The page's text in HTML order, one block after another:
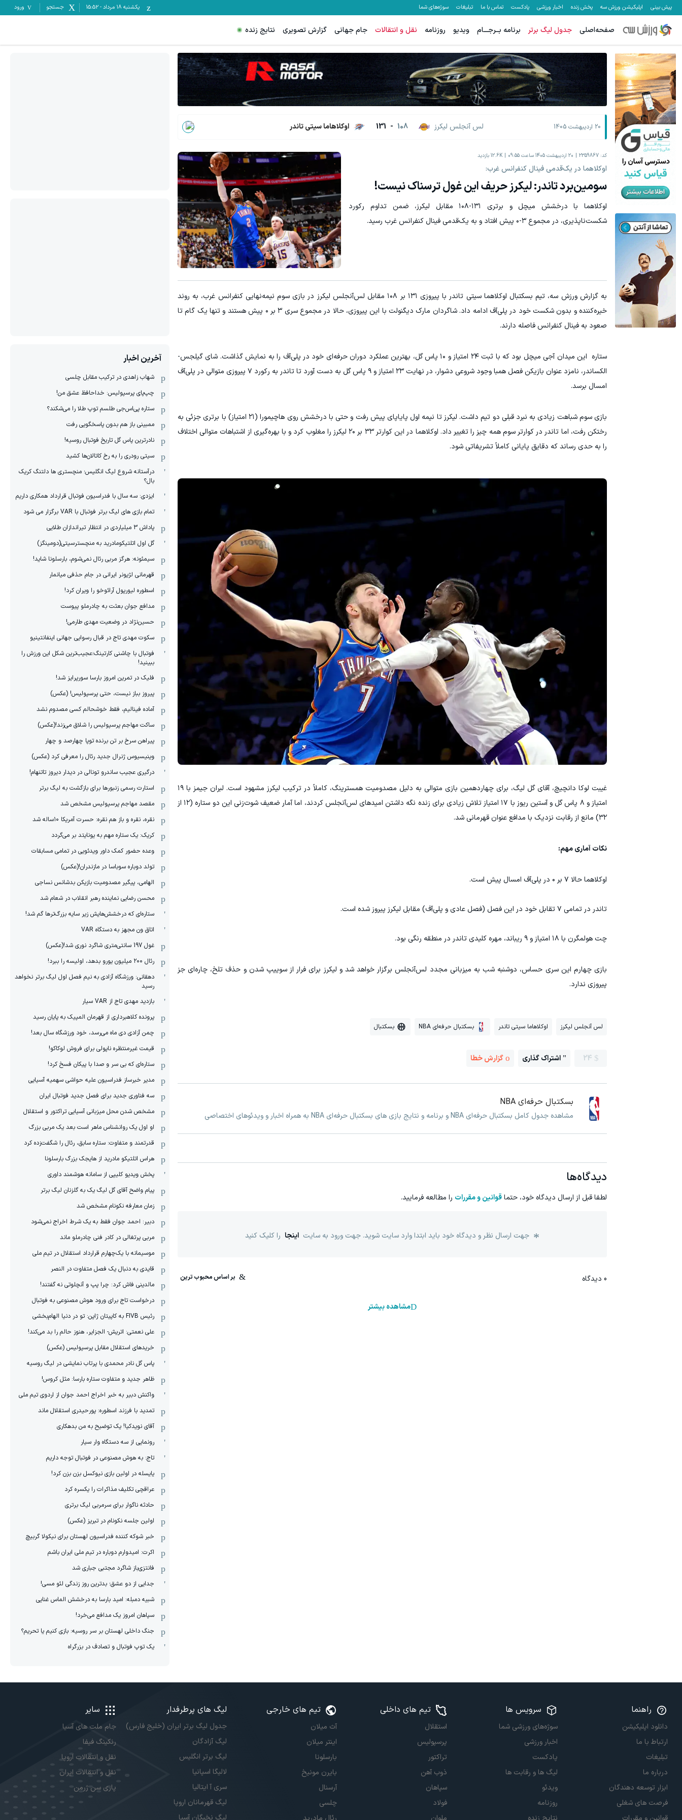
پیش بینی اپلیکیشن ورزش سه پخش زنده اخبار ورزشی پادکست تماس با ما تبلیغات سوژه‌های شما یکشنبه ۱۸ مرداد -
15:52 جستجو ورود
صفحه‌اصلی جدول لیگ برتر برنامه بــرجـــام ویدیو روزنامه نقل و انتقالات جام جهانی گزارش تصویری نتایج زنده
20 اردیبهشت 1405 لس آنجلس لیکرز 108
-
131 اوکلاهاما سیتی تاندر
کد: 2359867 20 اردیبهشت 1405 ساعت 09:55 12.6K بازدید
اوکلاهما در یک‌قدمی فینال کنفرانس غرب:
سومین‌برد تاندر: لیکرز حریف این غول ترسناک نیست!
‏اوکلاهما با درخشش میچل و برتری ۱۳۱-۱۰۸ مقابل لیکرز، ضمن تداوم رکورد
شکست‌ناپذیری، در مجموع ۳-۰ پیش افتاد و به یک‌قدمی فینال کنفرانس غرب رسید.
به گزارش ورزش سه، تیم بسکتبال اوکلاهما سیتی تاندر با پیروزی ۱۳۱ بر ۱۰۸ مقابل لس‌آنجلس لیکرز در بازی سوم نیمه‌نهایی کنفرانس غرب، به روند
خیره‌کننده و بدون شکست خود در پلی‌آف ادامه داد. شاگردان مارک دیگنولت با این پیروزی، حالا در مجموع سری ۳ بر ۰ پیش هستند و تنها یک گام تا
صعود به فینال کنفرانس فاصله دارند.
ستاره این میدان آجی میچل بود که با ثبت ۲۴ امتیاز و ۱۰ پاس گل، بهترین عملکرد دوران حرفه‌ای خود در پلی‌آف را به نمایش گذاشت. شای گیلجس-
الکساندر، نامزد عنوان بازیکن فصل همبا وجود شروعی دشوار، در نهایت ۲۳ امتیاز و ۹ پاس گل به دست آورد تا تاندر به رکورد ۷ پیروزی متوالی در پلی‌آف
امسال برسد.
بازی سوم شباهت زیادی به نبرد قبلی دو تیم داشت. لیکرز تا نیمه اول پایاپای پیش رفت و حتی با درخشش روی هاچیمورا (۲۱ امتیاز) با برتری جزئی به
رختکن رفت، اما تاندر در کوارتر سوم همه چیز را تغییر داد. اوکلاهما در این کوارتر ۳۳ بر ۲۰ لیکرز را مغلوب کرد و با بهره‌گیری از اشتباهات متوالی اختلاف
را به حدی رساند که دقایق پایانی کاملاً تشریفاتی شود.
غیبت لوکا دانچیچ، آقای گل لیگ، برای چهاردهمین بازی متوالی به دلیل مصدومیت همسترینگ، کاملاً در ترکیب لیکرز مشهود است. لبران جیمز با ۱۹
امتیاز و ۸ پاس گل و آستین ریوز با ۱۷ امتیاز تلاش زیادی برای زنده نگه داشتن امیدهای لس‌آنجلس کردند، اما آمار ضعیف شوت‌زنی این دو ستاره (۱۲ از
۳۲) مانع از رقابت نزدیک با مدافع عنوان قهرمانی شد.
نکات آماری مهم:
‏اوکلاهما حالا ۷ بر ۰ در پلی‌آف امسال پیش است.
تاندر در تمامی ۷ تقابل خود در این فصل (فصل عادی و پلی‌آف) مقابل لیکرز پیروز شده است.
چت هولمگرن با ۱۸ امتیاز و ۹ ریباند، مهره کلیدی تاندر در منطقه رنگی بود.
بازی چهارم این سری حساس، دوشنبه شب به میزبانی مجدد لس‌آنجلس برگزار خواهد شد و لیکرز برای فرار از سوییپ شدن و حذف تلخ، چاره‌ای جز
پیروزی ندارد.
لس آنجلس لیکرز اوکلاهاما سیتی تاندر بسکتبال حرفه‌ای NBA بسکتبال
24 اشتراک گذاری گزارش خطا
بسکتبال حرفه‌ای NBA
مشاهده جدول کامل بسکتبال حرفه‌ای NBA و برنامه و نتایج بازی های بسکتبال حرفه‌ای NBA به همراه اخبار و ویدئوهای اختصاصی
دیدگاه‌ها
لطفا قبل از ارسال دیدگاه خود، حتماقوانین و مقررات را مطالعه فرمایید.
جهت ارسال نظر و دیدگاه خود باید ابتدا وارد سایت شوید. جهت ورود به سایت اینجا را کلیک کنید
0 دیدگاه
مشاهده بیشتر
آخرین اخبار
شهاب زاهدی در ترکیب مقابل چلسی
چپ‌پای پرسپولیس: خداحافظ عشق من!
ستاره پی‌اس‌جی طلسم توپ طلا را می‌شکند؟
ممبینی باز هم بدون پاسخگویی رفت
نادر‌ترین پاس گل تاریخ فوتبال روسیه!
سیتی رودری را به رخ کاتالان‌ها کشید
درآستانه شروع لیگ انگلیس؛ منچستری ها دلتنگ کریک
بال؟
ایزدی: سه سال با فدراسیون فوتبال قرارداد همکاری داریم
تمام بازی های لیگ برتر فوتبال با VAR برگزار می شود
پاداش 3 میلیاردی در انتظار تیراندازان طلایی
گل اول اتلتیکومادرید به منچسترسیتی(دومینگز)
سیمئونه: هرگز مربی رئال نمی‌شوم، بارسلونا شاید!
قهرمانی لژیونر ایرانی در جام حذفی میانمار
اسطوره لیورپول آرائوخو را ویران کرد!
مدافع جوان بعثت به چادرملو پیوست
حسین‌نژاد در وضعیت مهدی طارمی!
سکوت مهدی تاج در قبال رسوایی جهانی اینفانتینیو
فوتبال با چاشنی کارتینگ؛عجیب‌ترین شکل این ورزش را
ببینید!
فلیک در تمرین امروز بارسا سورپرایز شد!
پیروز بباز نیست، حتی پرسپولیس! (عکس)
آماده فینالیم، فقط خوشحالم کسی مصدوم نشد
ساکت مهاجم پرسپولیس را شلاق می‌زند!(عکس)
پیراهن سرخ بر تن برنده توپا چهارصد و چهار
وینیسیوس ژنرال جدید رئال را معرفی کرد (عکس)
درگیری عجیب ساندرو تونالی در دیدار دیروز تاتنهام!
استارت رسمی زنبورها برای بازگشت به لیگ برتر
مقصد مهاجم پرسپولیس مشخص شد
نقره، نقره و باز هم نقره: حسرت آمریکا ۱۰‌ساله شد
کریک: یک ستاره مهم به یونایتد بر می‌گردد
وعده حضور کمک داور ویدئویی در تمامی مسابقات
تولد دوباره سوباسا در مازندران!(عکس)
الهامی، پیگیر مصدومیت بازیکن بدشانس نساجی
محسن رضایی نماینده رهبر انقلاب در شعام شد
ستاره‌ای که درخشش‌هایش زیر سایه بزرگ‌ترها گم شد!
اتاق ون مجهز به دستگاه VAR
غول 197 سانتی‌متری شاگرد نوری شد!(عکس)
رئال ۲۰۰ میلیون یورو بدهد، اولیسه را ببرد!
دهقانی: ورزشگاه آزادی به نیم فصل اول لیگ برتر نخواهد
رسید
بازدید مهدی تاج از VAR سیار
پرونده کلاهبرداری از قهرمان المپیک به پایان رسید
چمن آزادی دی ماه می‌رسد، خود ورزشگاه سال بعد!
قیمت غیرمنتظره ناپولی برای فروش لوکاکو!
ستاره‌ای که بی سر و صدا با پیکان فسخ کرد!
مدیر خبرساز فدراسیون علیه حواشی سهمیه آسیایی
سه فناوری جدید برای فصل جدید فوتبال ایران
مشخص شدن محل میزبانی آسیایی تراکتور و استقلال
او اول یک روانشناس ماهر است بعد یک مربی بزرگ
قدرتمند و متفاوت: ستاره سابق، رئال را شگفت‌زده کرد
هراس اتلتیکو مادرید از هایجک بزرگ بارسلونا
پخش ویدیو کلیپی از سامانه هوشمند داوری
پیام واضح آقای گل لیگ یک به گلزنان لیگ برتر
زمان معارفه نکونام مشخص شد
دبیر: احمد جوان فقط به یک شرط اخراج نمی‌شود
مربی پرتغالی در کادر فنی چادرملو ماند
موسیمانه با یک‌چهارم قرارداد استقلال در تیم ملی
قایدی به دنبال یک فصل متفاوت در النصر
مالدینی فاش کرد: چرا پپ و آنچلوتی نه گفتند!
درخواست تاج برای ورود هوش مصنوعی به فوتبال
رئیس FIVB به کاپیتان ژاپن: تو در دنیا الهام‌بخشی
علی نعمتی: اتریش- الجزایر، هنوز حالم را بد می‌کند!
خریدهای استقلال مقابل پرسپولیس (عکس)
پاس گل نادر محمدی با پرتاب نمایشی در لیگ روسیه
ظاهر جدید و متفاوت ستاره بارسا: مثل کروس!
واکنش دبیر به خبر اخراج احمد جوان از اردوی تیم ملی
تمدید با فرزند اسطوره: پورحیدری استقلال ماند
آقای نویدکیا! یک توضیح به من بدهکاری
رونمایی از سه دستگاه وار سیار
تاج: به هوش مصنوعی در فوتبال توجه داریم
یایسله در اولین بازی نیوکسل بزن بزن کرد!
عراقچی تکلیف مذاکرات را یکسره کرد
حادثه ناگوار برای سرمربی لیگ برتری
اولین جلسه نکونام در تبریز (عکس)
خبر شوکه کننده فدراسیون لهستان برای نیکولا گربیچ
اکرت: امیدوارم دوباره در تیم ملی ایران باشم
فانتزی‌باز شاگرد مجتبی جباری شد
جدایی از دو عشق؛ بدترین روز زندگی لئو مسی!
شبیه دمبله: امید بارسا به درخشش الماس غنایی
سپاهان امروز یک مدافع می‌خرد!
جنگ داخلی لهستان بر سر روسیه: بازی کنیم یا تحریم؟
یک توپ فوتبال و تصادف در بزرگراه
راهنما
دانلود اپلیکیشن
ارتباط با ما
تبلیغات
درباره ما
ابزار توسعه دهندگان
فرصت های شغلی
سرویس ها
سوژه‌های ورزشی شما
اخبار ورزشی
پادکست
لیگ ها و رقابت ها
ویدئو
روزنامه
تیم های داخلی
استقلال
پرسپولیس
تراکتور
ذوب آهن
سپاهان
فولاد
تیم های خارجی
آث میلان
اینتر میلان
بارسلونا
بایرن مونیخ
آرسنال
چلسی
لیگ های پرطرفدار
جدول لیگ برتر ایران (خلیج فارس)
لیگ آزادگان
لیگ برتر انگلیس
لالیگا اسپانیا
سری آ ایتالیا
لیگ قهرمانان اروپا
لیگ نخبگان آسیا
سایر
جام ملت های آسیا
رنکینگ فیفا
نقل و انتقالات اروپا
نقل و انتقالات ایران
پاری سن ژرمن